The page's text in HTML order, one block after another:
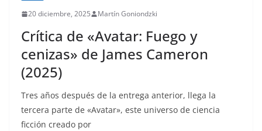
20 diciembre, 2025 Martín Goniondzki
Crítica de «Avatar: Fuego y
cenizas» de James Cameron
(2025)
Tres años después de la entrega anterior, llega la
tercera parte de «Avatar», este universo de ciencia
ficción creado por